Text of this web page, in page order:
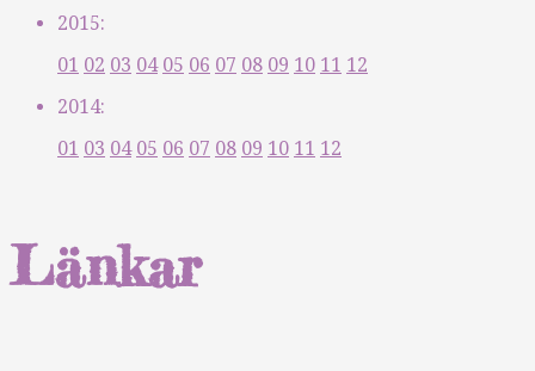
2015:
01 02 03 04 05 06 07 08 09 10 11 12
2014:
01 03 04 05 06 07 08 09 10 11 12
Länkar